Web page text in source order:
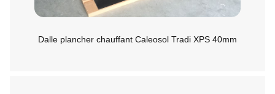
Dalle plancher chauffant Caleosol Tradi XPS 40mm